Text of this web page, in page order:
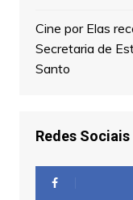
Cine por Elas
Secretaria de
Santo
Redes Sociais